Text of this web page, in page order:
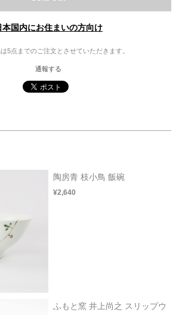
本国内にお住まいの方向け
5点までのご注文とさせていただきます。
通報する
陶房青 枝小鳥 飯碗
¥2,640
ふもと窯 井上尚之 スリップウ